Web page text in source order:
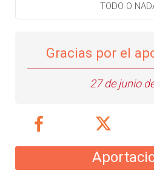
TODO O
Gracias por el
27 de junio